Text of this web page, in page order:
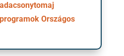
Országos